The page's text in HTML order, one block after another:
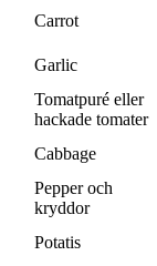
Carrot
Garlic
Tomatpuré eller
hackade tomater
Cabbage
Pepper och
kryddor
Potatis